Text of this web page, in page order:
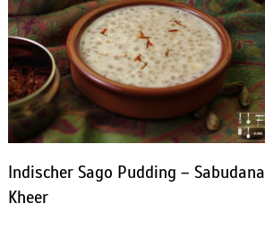
Indischer Sago Pudding – Sabudana
Kheer